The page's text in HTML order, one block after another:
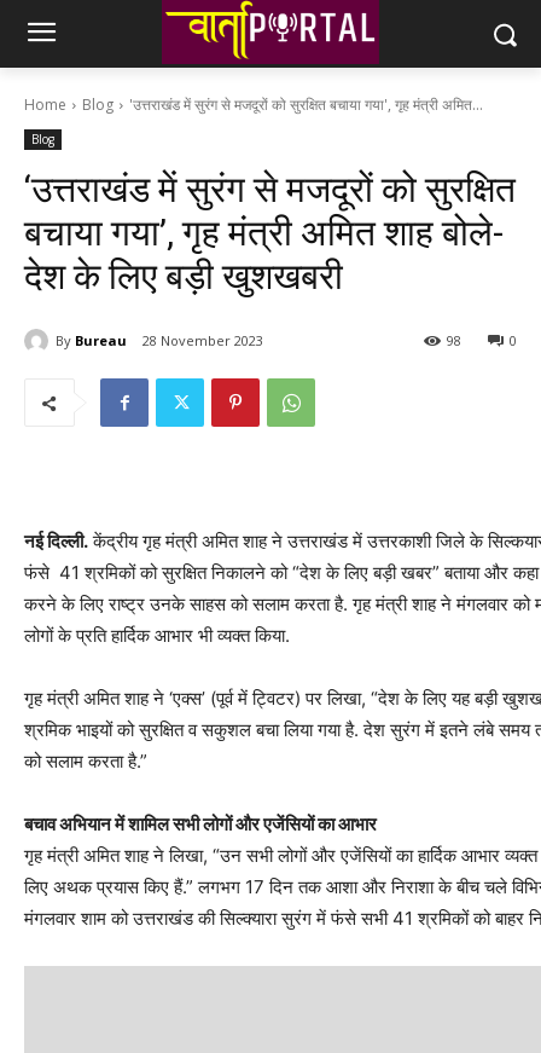
Home Blog 'उत्तराखंड में सुरंग से मजदूरों को सुरक्षित बचाया गया', गृह मंत्री अमित...
Blog
‘उत्तराखंड में सुरंग से मजदूरों को सुरक्षित
बचाया गया’, गृह मंत्री अमित शाह बोले-
देश के लिए बड़ी खुशखबरी
By Bureau 28 November 2023 0
98
नई दिल्ली.केंद्रीय गृह मंत्री अमित शाह ने उत्तराखंड में उत्तरकाशी जिले के
फंसे 41 श्रमिकों को सुरक्षित निकालने को “देश के लिए बड़ी खबर” बताया और
करने के लिए राष्ट्र उनके साहस को सलाम करता है. गृह मंत्री शाह ने मंगलवार
लोगों के प्रति हार्दिक आभार भी व्यक्त किया.
गृह मंत्री अमित शाह ने ‘एक्स’ (पूर्व में ट्विटर) पर लिखा, “देश के लिए यह बड़ी
श्रमिक भाइयों को सुरक्षित व सकुशल बचा लिया गया है. देश सुरंग में इतने लंबे समय
को सलाम करता है.”
बचाव अभियान में शामिल सभी लोगों और एजेंसियों का आभार
गृह मंत्री अमित शाह ने लिखा, “उन सभी लोगों और एजेंसियों का हार्दिक आभार
लिए अथक प्रयास किए हैं.” लगभग 17 दिन तक आशा और निराशा के बीच चले
मंगलवार शाम को उत्तराखंड की सिल्क्यारा सुरंग में फंसे सभी 41 श्रमिकों को बाहर